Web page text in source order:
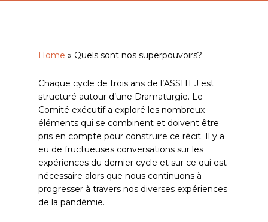
Home » Quels sont nos superpouvoirs?
Chaque cycle de trois ans de l’ASSITEJ est
structuré autour d’une Dramaturgie. Le
Comité exécutif a exploré les nombreux
éléments qui se combinent et doivent être
pris en compte pour construire ce récit. Il y a
eu de fructueuses conversations sur les
expériences du dernier cycle et sur ce qui est
nécessaire alors que nous continuons à
progresser à travers nos diverses expériences
de la pandémie.